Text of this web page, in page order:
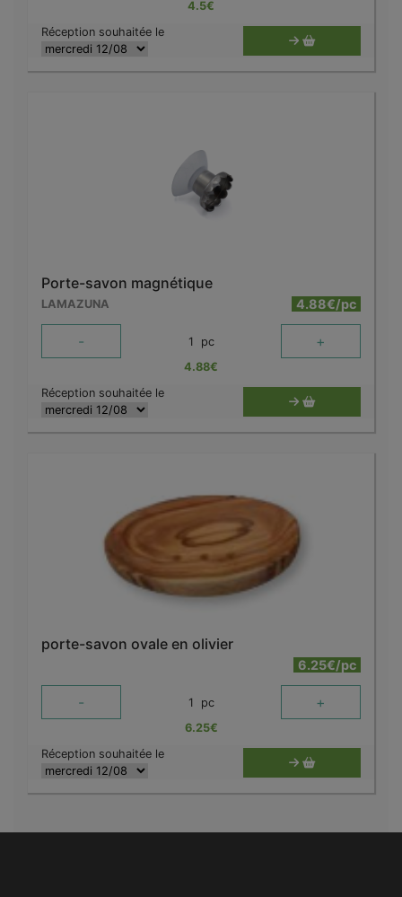
4.5€
Réception souhaitée le
Porte-savon magnétique
LAMAZUNA 4.88€/pc
- 1 pc +
4.88€
Réception souhaitée le
porte-savon ovale en olivier
6.25€/pc
- 1 pc +
6.25€
Réception souhaitée le